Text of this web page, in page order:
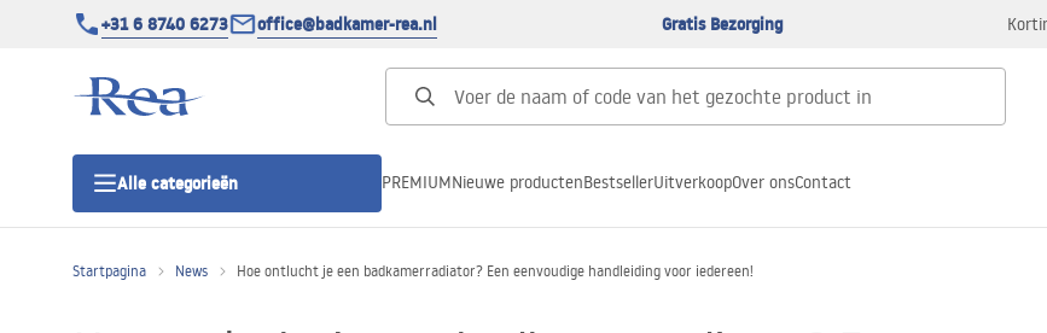
+31 6 8740 6273 office@badkamer-rea.nl Gratis Bezorging
Alle categorieën PREMIUMNieuwe productenBestsellerUitverkoopOver onsContact
Startpagina News Hoe ontlucht je een badkamerradiator? Een eenvoudige handleiding voor iedereen!